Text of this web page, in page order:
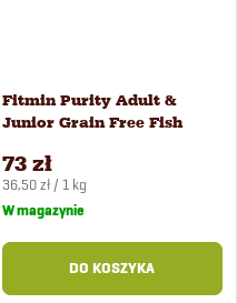
Fitmin Purity Adult &
Junior Grain Free Fish
73 zł
Cena
jednostkowa:
36,50 zł / 1 kg
W magazynie
DO KOSZYKA